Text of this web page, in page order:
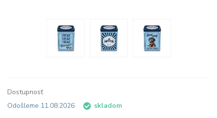
Dostupnosť
Odošleme 11.08.2026
skladom